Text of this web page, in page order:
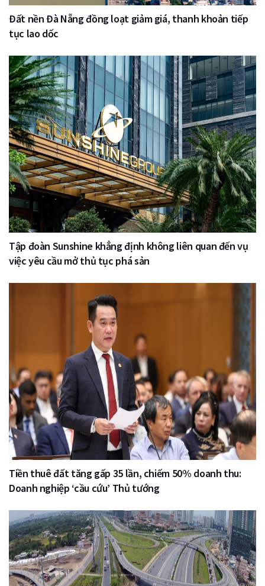
Đất nền Đà Nẵng đồng loạt giảm giá, thanh khoản tiếp
tục lao dốc
Tập đoàn Sunshine khẳng định không liên quan đến vụ
việc yêu cầu mở thủ tục phá sản
Tiền thuê đất tăng gấp 35 lần, chiếm 50% doanh thu:
Doanh nghiệp ‘cầu cứu’ Thủ tướng